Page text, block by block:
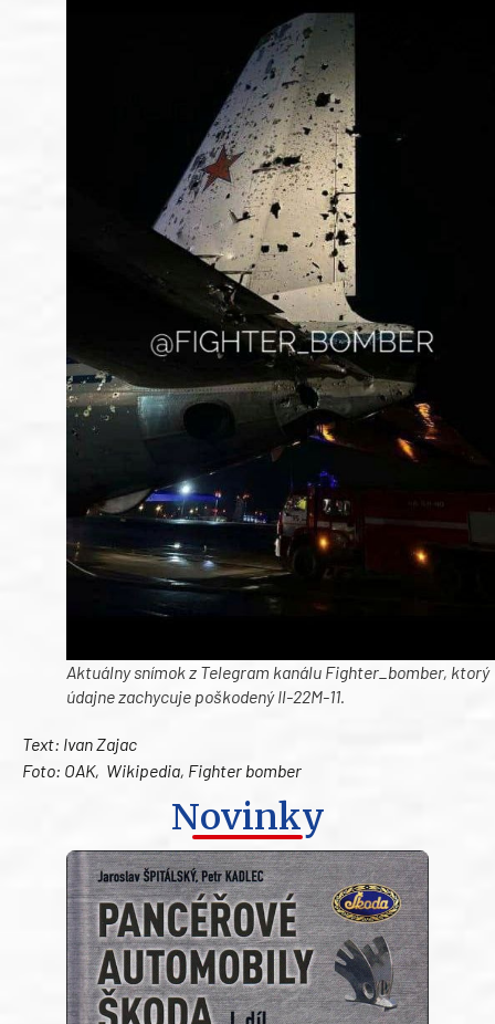
Aktuálny snímok z Telegram kanálu Fighter_bomber, ktorý
údajne zachycuje poškodený Il-22M-11.
Text: Ivan Zajac
Foto: OAK, Wikipedia, Fighter bomber
Novinky